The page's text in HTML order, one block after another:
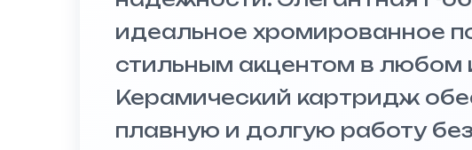
идеальное хромированное
стильным акцентом в любом
Керамический картридж
плавную и долгую работу